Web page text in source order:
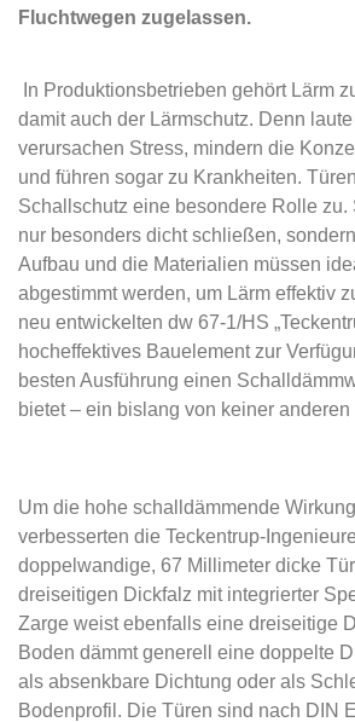
Fluchtwegen zugelassen.
In Produktionsbetrieben gehört Lärm
damit auch der Lärmschutz. Denn
verursachen Stress, mindern die
und führen sogar zu Krankheiten.
Schallschutz eine besondere Rolle zu.
nur besonders dicht schließen,
Aufbau und die Materialien müssen
abgestimmt werden, um Lärm effektiv
neu entwickelten dw 67-1/HS
hocheffektives Bauelement zur
besten Ausführung einen
bietet – ein bislang von keiner anderen
Um die hohe schalldämmende
verbesserten die Teckentrup-
doppelwandige, 67 Millimeter dicke
dreiseitigen Dickfalz mit integrierter
Zarge weist ebenfalls eine dreiseitige
Boden dämmt generell eine doppelte
als absenkbare Dichtung oder als
Bodenprofil. Die Türen sind nach DIN